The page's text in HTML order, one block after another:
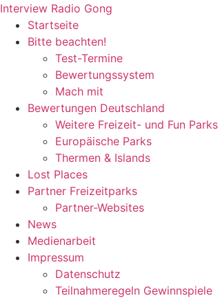
Zum
Inhalt
wechseln
Interview Radio Gong
Startseite
Bitte beachten!
Test-Termine
Bewertungssystem
Mach mit
Bewertungen Deutschland
Weitere Freizeit- und Fun Parks
Europäische Parks
Thermen & Islands
Lost Places
Partner Freizeitparks
Partner-Websites
News
Medienarbeit
Impressum
Datenschutz
Teilnahmeregeln Gewinnspiele